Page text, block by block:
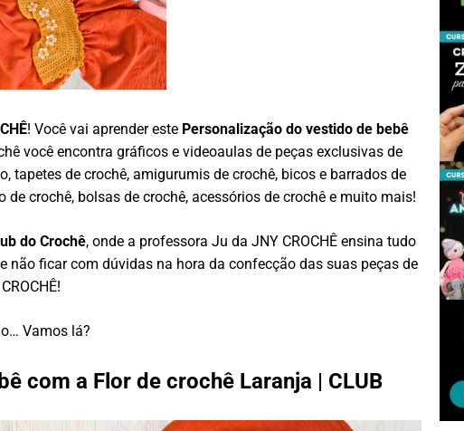
! Você vai aprender este Personalização do vestido de bebê
você encontra gráficos e videoaulas de peças exclusivas de
tapetes de crochê, amigurumis de crochê, bicos e barrados de
crochê, bolsas de crochê, acessórios de crochê e muito mais!
do Crochê, onde a professora Ju da JNY CROCHÊ ensina tudo
não ficar com dúvidas na hora da confecção das suas peças de
CROCHÊ!
Vamos lá?
com a Flor de crochê Laranja | CLUB